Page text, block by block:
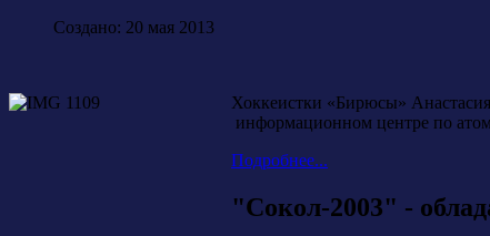
Создано: 20 мая 2013
Хоккеистки «Бирюсы»
информационном центре по
Подробнее...
"Сокол-2003" -